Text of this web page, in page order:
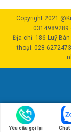
Copyright 2021
0314989289
Địa chỉ: 186 Luỹ Bán
thoại: 028
Yêu cầu gọi lại